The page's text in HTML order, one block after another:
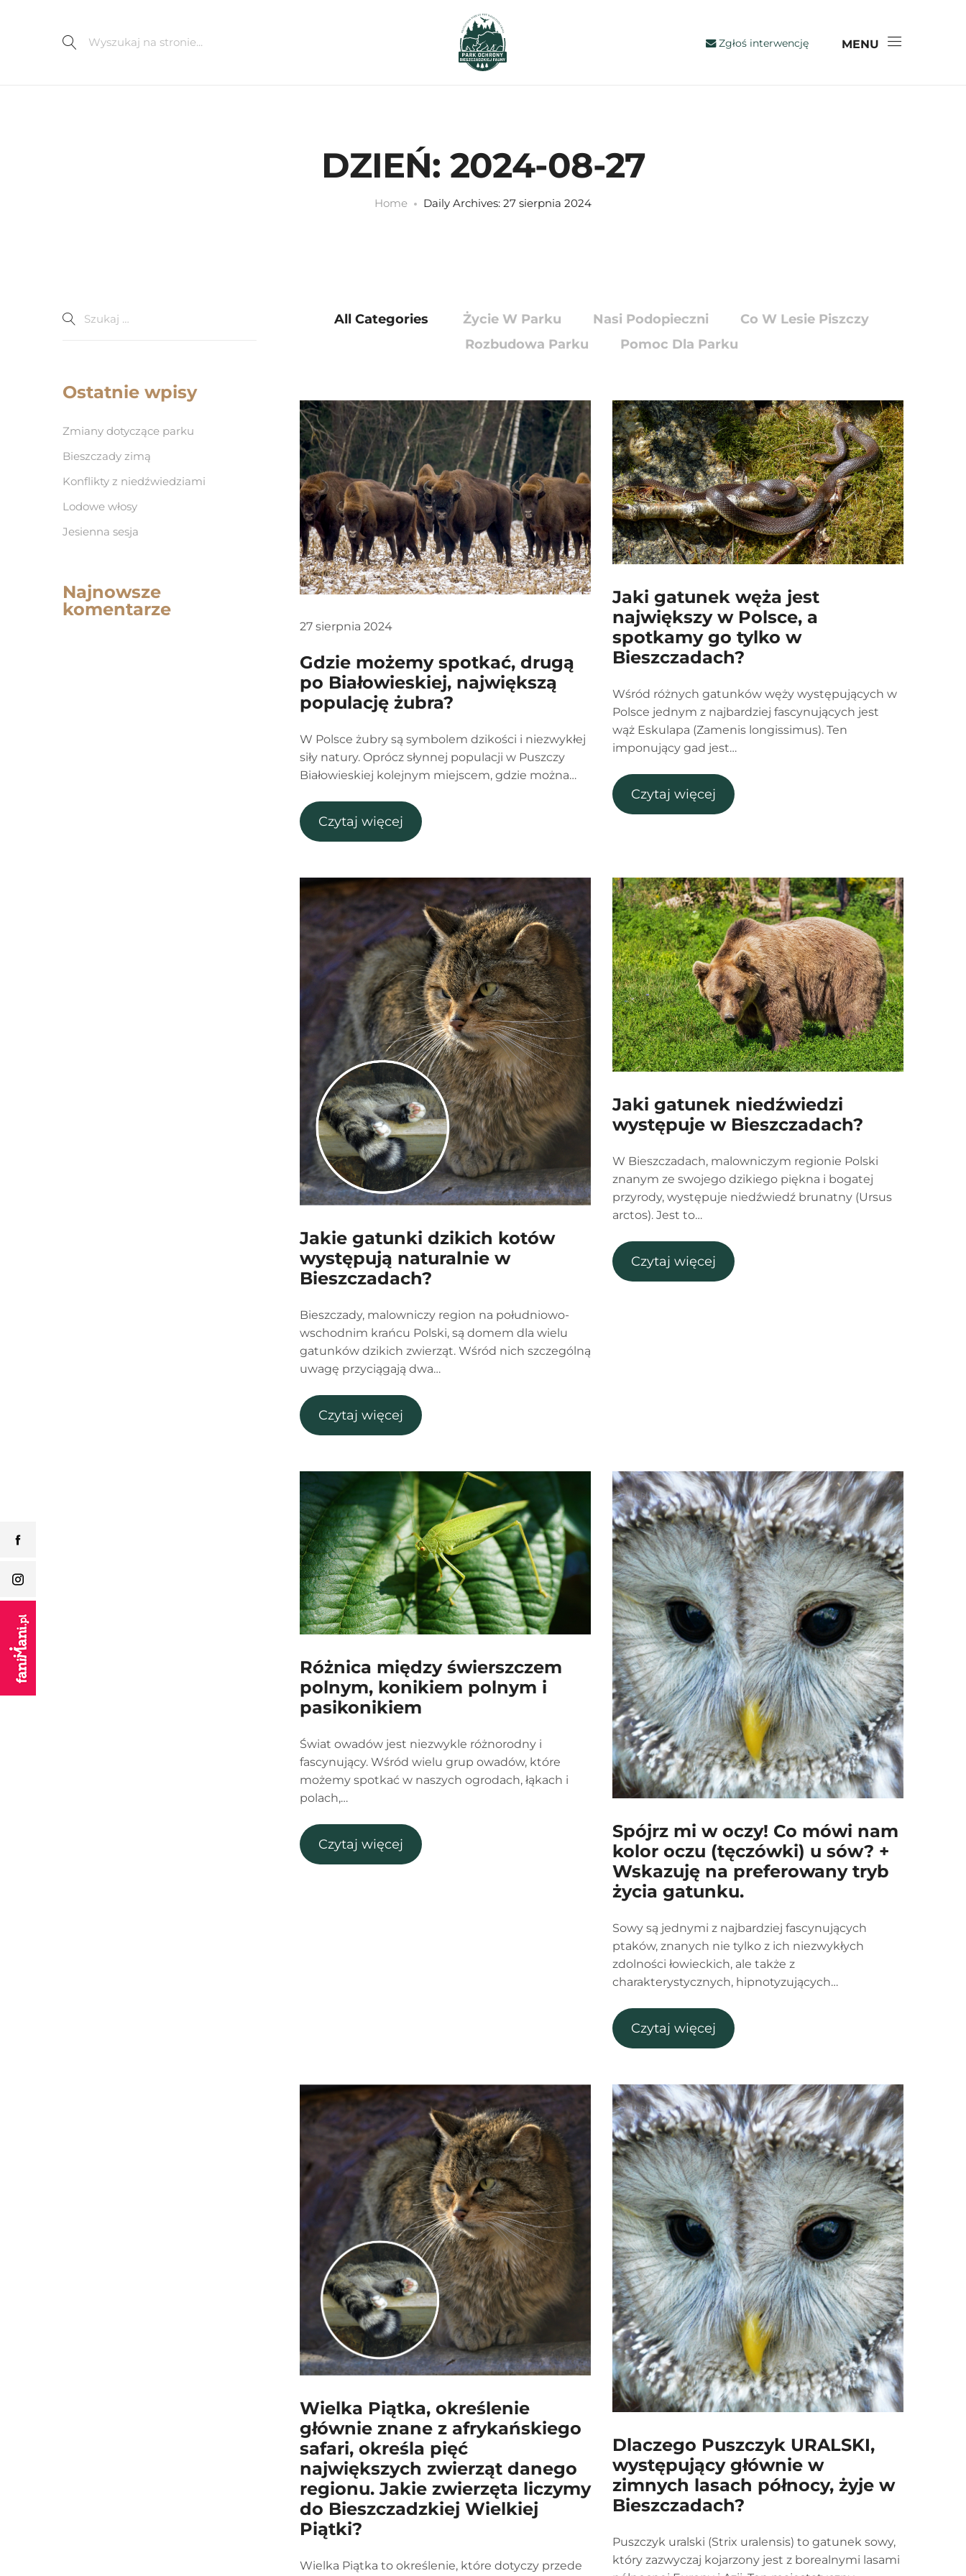
Zgłoś interwencję MENU
DZIEŃ: 2024-08-27
Home Daily Archives: 27 sierpnia 2024
All Categories Życie W Parku Nasi Podopieczni
Co W Lesie Piszczy
Rozbudowa Parku
Pomoc Dla Parku
27 sierpnia 2024
Gdzie możemy spotkać, drugą
po Białowieskiej, największą
populację żubra?
W Polsce żubry są symbolem dzikości i niezwykłej
siły natury. Oprócz słynnej populacji w Puszczy
Białowieskiej kolejnym miejscem, gdzie można…
Czytaj więcej
Jaki gatunek węża jest
największy w Polsce, a
spotkamy go tylko w
Bieszczadach?
Wśród różnych gatunków węży występujących w
Polsce jednym z najbardziej fascynujących jest
wąż Eskulapa (Zamenis longissimus). Ten
imponujący gad jest…
Czytaj więcej
Jakie gatunki dzikich kotów
występują naturalnie w
Bieszczadach?
Bieszczady, malowniczy region na południowo-
wschodnim krańcu Polski, są domem dla wielu
gatunków dzikich zwierząt. Wśród nich szczególną
uwagę przyciągają dwa…
Czytaj więcej
Jaki gatunek niedźwiedzi
występuje w Bieszczadach?
W Bieszczadach, malowniczym regionie Polski
znanym ze swojego dzikiego piękna i bogatej
przyrody, występuje niedźwiedź brunatny (Ursus
arctos). Jest to…
Czytaj więcej
Różnica między świerszczem
polnym, konikiem polnym i
pasikonikiem
Świat owadów jest niezwykle różnorodny i
fascynujący. Wśród wielu grup owadów, które
możemy spotkać w naszych ogrodach, łąkach i
polach,…
Czytaj więcej
Spójrz mi w oczy! Co mówi nam
kolor oczu (tęczówki) u sów? +
Wskazuję na preferowany tryb
życia gatunku.
Sowy są jednymi z najbardziej fascynujących
ptaków, znanych nie tylko z ich niezwykłych
zdolności łowieckich, ale także z
charakterystycznych, hipnotyzujących…
Czytaj więcej
Wielka Piątka, określenie
głównie znane z afrykańskiego
safari, określa pięć
największych zwierząt danego
regionu. Jakie zwierzęta liczymy
do Bieszczadzkiej Wielkiej
Piątki?
Wielka Piątka to określenie, które dotyczy przede
Dlaczego Puszczyk URALSKI,
występujący głównie w
zimnych lasach północy, żyje w
Bieszczadach?
Puszczyk uralski (Strix uralensis) to gatunek sowy,
który zazwyczaj kojarzony jest z borealnymi lasami
Ostatnie wpisy
Zmiany dotyczące parku
Bieszczady zimą
Konflikty z niedźwiedziami
Lodowe włosy
Jesienna sesja
Najnowsze
komentarze